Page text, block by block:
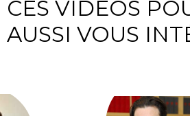
CES VIDÉOS
AUSSI VOUS